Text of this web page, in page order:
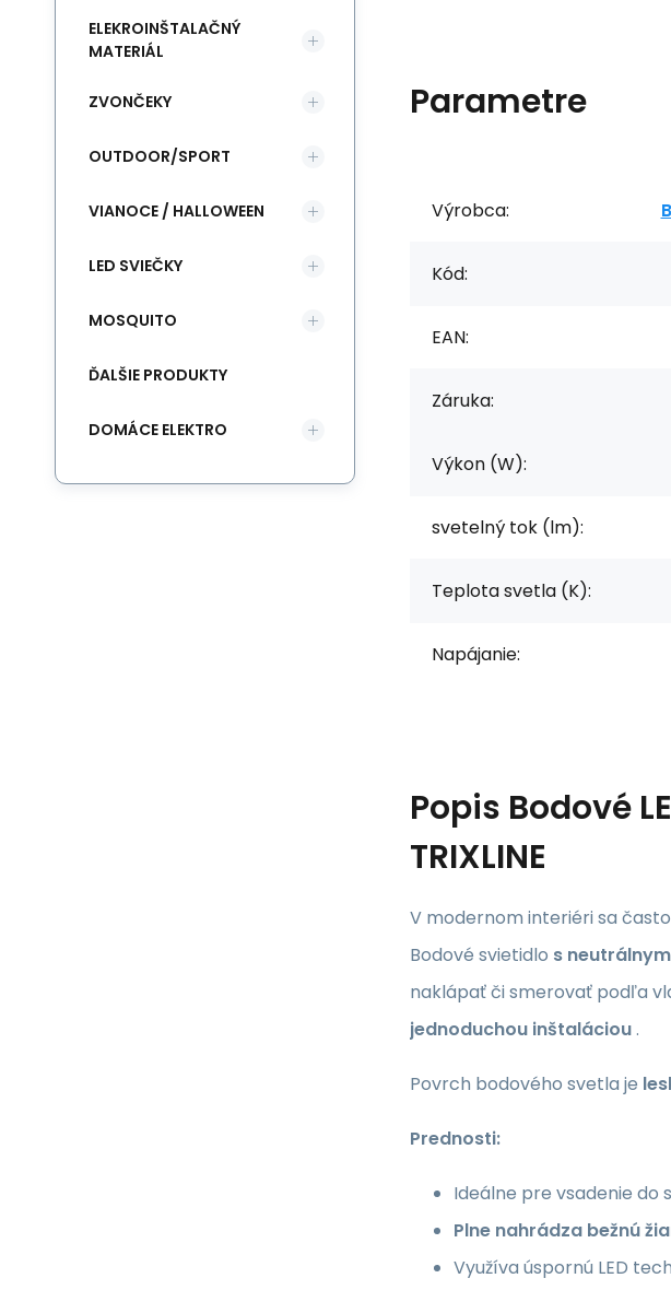
Parametre
Výrobca:
Kód:
EAN:
Záruka:
Výkon (W):
svetelný tok (lm):
Teplota svetla (K):
Napájanie:
Popis Bodové
TRIXLINE
V modernom interiéri sa
Bodové svietidlo s
naklápať či smerovať podľa
jednoduchou inštaláciou.
Povrch bodového svetla je
Prednosti:
Ideálne pre vsadenie do
Plne nahrádza bežnú
Využíva úspornú LED
ELEKROINŠTALAČNÝ
MATERIÁL
ZVONČEKY
OUTDOOR/SPORT
VIANOCE / HALLOWEEN
LED SVIEČKY
MOSQUITO
ĎALŠIE PRODUKTY
DOMÁCE ELEKTRO